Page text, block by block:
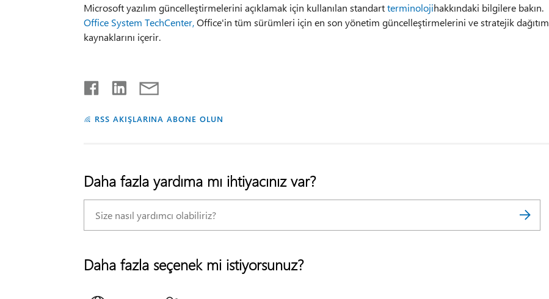
Microsoft yazılım güncelleştirmelerini açıklamak için kullanılan standartterminolojihakkındaki bilgilere bakın.
Office System TechCenter,Office'in tüm sürümleri için en son yönetim güncelleştirmelerini ve stratejik dağıtım
kaynaklarını içerir.
RSS AKIŞLARINA ABONE OLUN
Daha fazla yardıma mı ihtiyacınız var?
Daha fazla seçenek mi istiyorsunuz?